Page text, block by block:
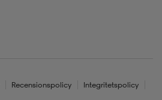
Recensionspolicy
Integritetspolicy